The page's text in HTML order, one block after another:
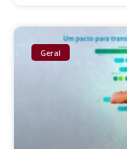
Geral